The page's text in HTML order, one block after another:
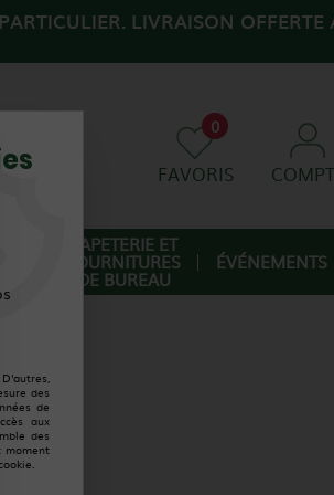
LIVRAISON
0
FAVORIS
PAPETERIE ET
FOURNITURES
DE BUREAU
ÉVÉNEMENTS
des
de
aux
des
moment